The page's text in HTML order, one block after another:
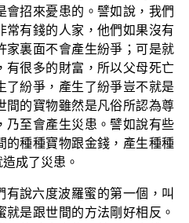
會招來憂患的。譬如說，我們
常有錢的人家，他們如果沒有
家裏面不會產生紛爭；可是就
有很多的財富，所以父母死亡
了紛爭，產生了紛爭豈不就是
間的寶物雖然是凡俗所認為尊
乃至會產生災患。譬如說有些
的種種寶物跟金錢，產生種種
成了災患。
有說六度波羅蜜的第一個，叫
是跟世間的方法剛好相反。